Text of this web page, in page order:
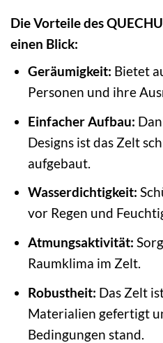
Die Vorteile des
einen Blick:
Geräumigkeit: Bietet
Personen und ihre
Einfacher Aufbau:
Designs ist das Zelt
aufgebaut.
Wasserdichtigkeit:
vor Regen und
Atmungsaktivität:
Raumklima im Zelt.
Robustheit: Das Zelt
Materialien gefertigt
Bedingungen stand.